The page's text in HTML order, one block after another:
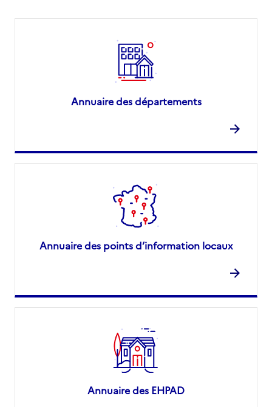
Annuaire des départements
Annuaire des points d’information locaux
Annuaire des EHPAD